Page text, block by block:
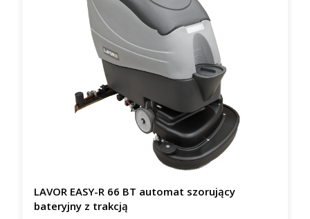
LAVOR EASY-R 66 BT automat szorujący
bateryjny z trakcją